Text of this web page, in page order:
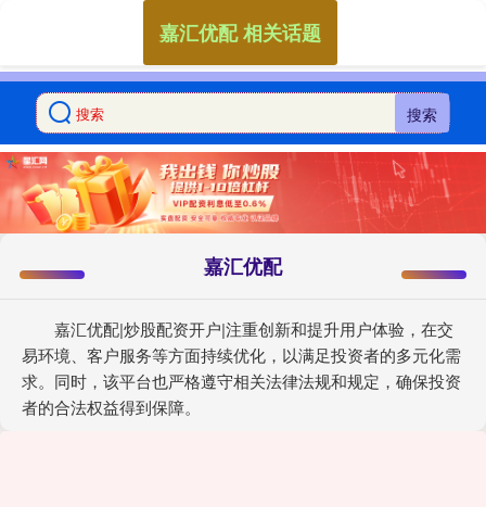
搜索
嘉汇优配
嘉汇优配|炒股配资开户|注重创新和提升用户体验，在交
易环境、客户服务等方面持续优化，以满足投资者的多元化需
求。同时，该平台也严格遵守相关法律法规和规定，确保投资
者的合法权益得到保障。
嘉汇优配 相关话题